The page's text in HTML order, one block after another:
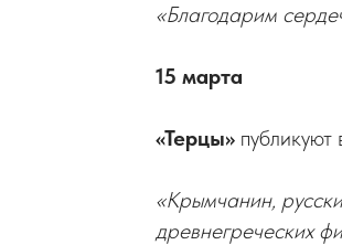
«Благодарим
15 марта
«Терцы»
«Крымчанин,
древнегреческих